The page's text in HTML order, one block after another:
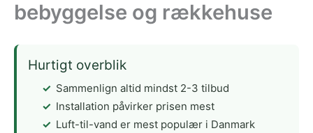
bebyggelse og rækkehuse
Hurtigt overblik
Sammenlign altid mindst 2-3 tilbud
Installation påvirker prisen mest
Luft-til-vand er mest populær i Danmark